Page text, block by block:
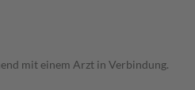
mit einem Arzt in Verbindung.